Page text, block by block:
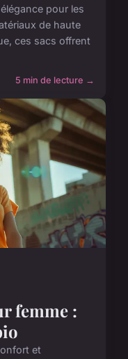
pour les
de haute
ces sacs offrent
5 min de lecture →
femme :
et